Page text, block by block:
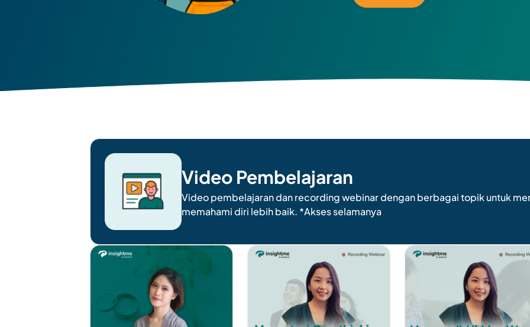
Video Pembelajaran
Video pembelajaran dan recording webinar dengan berbagai topik untuk
memahami diri lebih baik. *Akses selamanya